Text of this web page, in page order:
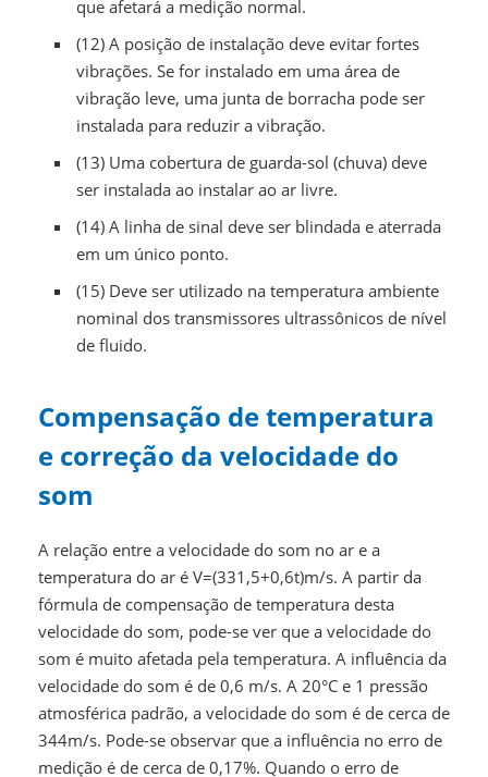
que afetará a medição normal.
(12) A posição de instalação deve evitar fortes
vibrações. Se for instalado em uma área de
vibração leve, uma junta de borracha pode ser
instalada para reduzir a vibração.
(13) Uma cobertura de guarda-sol (chuva) deve
ser instalada ao instalar ao ar livre.
(14) A linha de sinal deve ser blindada e aterrada
em um único ponto.
(15) Deve ser utilizado na temperatura ambiente
nominal dos transmissores ultrassônicos de nível
de fluido.
Compensação de temperatura
e correção da velocidade do
som
A relação entre a velocidade do som no ar e a
temperatura do ar é V=(331,5+0,6t)m/s. A partir da
fórmula de compensação de temperatura desta
velocidade do som, pode-se ver que a velocidade do
som é muito afetada pela temperatura. A influência da
velocidade do som é de 0,6 m/s. A 20°C e 1 pressão
atmosférica padrão, a velocidade do som é de cerca de
344m/s. Pode-se observar que a influência no erro de
medição é de cerca de 0,17%. Quando o erro de